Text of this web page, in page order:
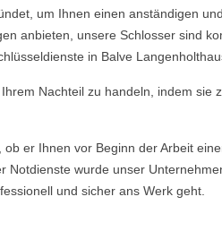
um Ihnen einen anständigen
anbieten, unsere Schlosser sind
in Balve
Nachteil zu handeln, indem
er Ihnen vor Beginn der Arbeit
wurde unser
und sicher ans Werk geht.